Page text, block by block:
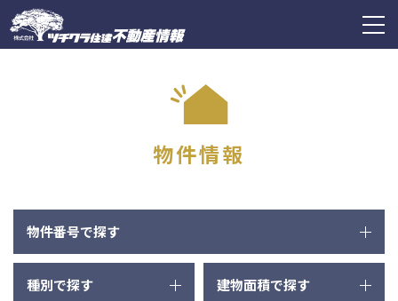
物件情報
物件番号で探す
種別で探す 建物面積で探す